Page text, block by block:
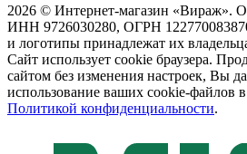
2026 © Интернет-магазин
ИНН 9726030280, ОГРН
и логотипы принадлежат их
Сайт использует cookie браузера.
сайтом без изменения настроек, Вы
использование ваших cookie-файлов в
Политикой конфиденциальности.